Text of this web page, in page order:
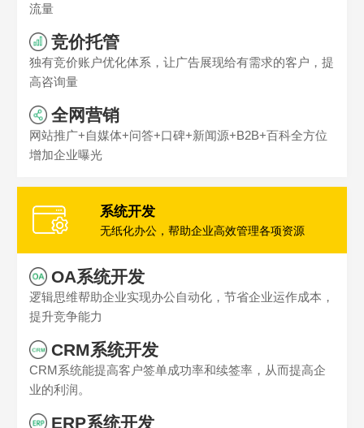
流量
竞价托管
独有竞价账户优化体系，让广告展现给有需求的客户，提
高咨询量
全网营销
网站推广+自媒体+问答+口碑+新闻源+B2B+百科全方位
增加企业曝光
系统开发
无纸化办公，帮助企业高效管理各项资源
OA系统开发
逻辑思维帮助企业实现办公自动化，节省企业运作成本，
提升竞争能力
CRM系统开发
CRM系统能提高客户签单成功率和续签率，从而提高企
业的利润。
ERP系统开发